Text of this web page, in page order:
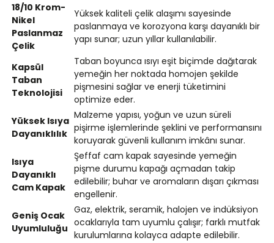
18/10 Krom-
Nikel
Paslanmaz
Çelik
Yüksek kaliteli çelik alaşımı sayesinde
paslanmaya ve korozyona karşı dayanıklı bir
yapı sunar; uzun yıllar kullanılabilir.
Kapsül
Taban
Teknolojisi
Taban boyunca ısıyı eşit biçimde dağıtarak
yemeğin her noktada homojen şekilde
pişmesini sağlar ve enerji tüketimini
optimize eder.
Yüksek Isıya
Dayanıklılık
Malzeme yapısı, yoğun ve uzun süreli
pişirme işlemlerinde şeklini ve performansını
koruyarak güvenli kullanım imkânı sunar.
Isıya
Dayanıklı
Cam Kapak
Şeffaf cam kapak sayesinde yemeğin
pişme durumu kapağı açmadan takip
edilebilir; buhar ve aromaların dışarı çıkması
engellenir.
Geniş Ocak
Uyumluluğu
Gaz, elektrik, seramik, halojen ve indüksiyon
ocaklarıyla tam uyumlu çalışır; farklı mutfak
kurulumlarına kolayca adapte edilebilir.